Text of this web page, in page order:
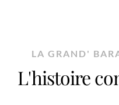
LA GRAND'
L'histoire